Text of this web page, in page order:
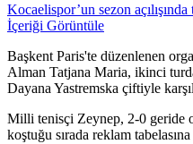
Kocaelispor’un sezon
İçeriği Görüntüle
Başkent Paris'te düzenlenen
Alman Tatjana Maria, ikinci
Dayana Yastremska çiftiyle
Milli tenisçi Zeynep, 2-0 geride
koştuğu sırada reklam